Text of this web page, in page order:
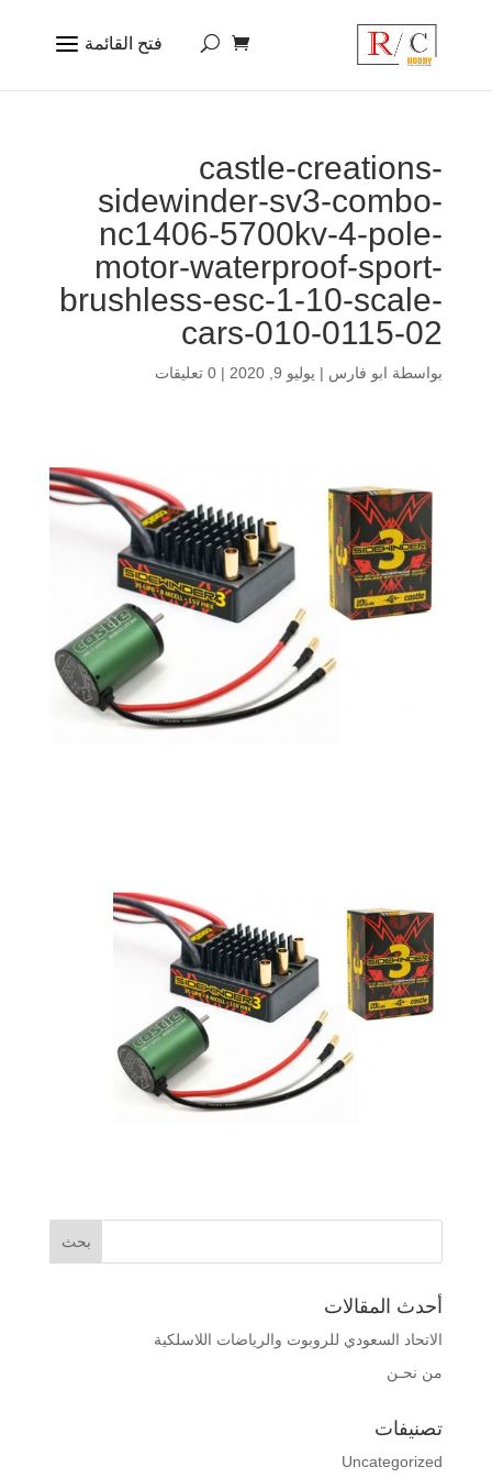
castle-creations-
sidewinder-sv3-combo-
nc1406-5700kv-4-pole-
motor-waterproof-sport-
brushless-esc-1-10-scale-
cars-010-0115-02
بواسطة ابو فارس | يوليو 9, 2020 | 0 تعليقات
أحدث المقالات
الاتحاد السعودي للروبوت والرياضات اللاسلكية
من نحـن
تصنيفات
Uncategorized